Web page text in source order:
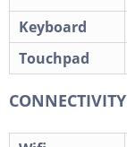
Keyboard
Touchpad
CONNECTIVITY